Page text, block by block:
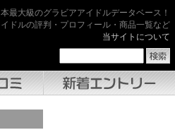
最大級のグラビアアイドルデータベース！
ドルの評判・プロフィール・商品一覧など
当サイトについて